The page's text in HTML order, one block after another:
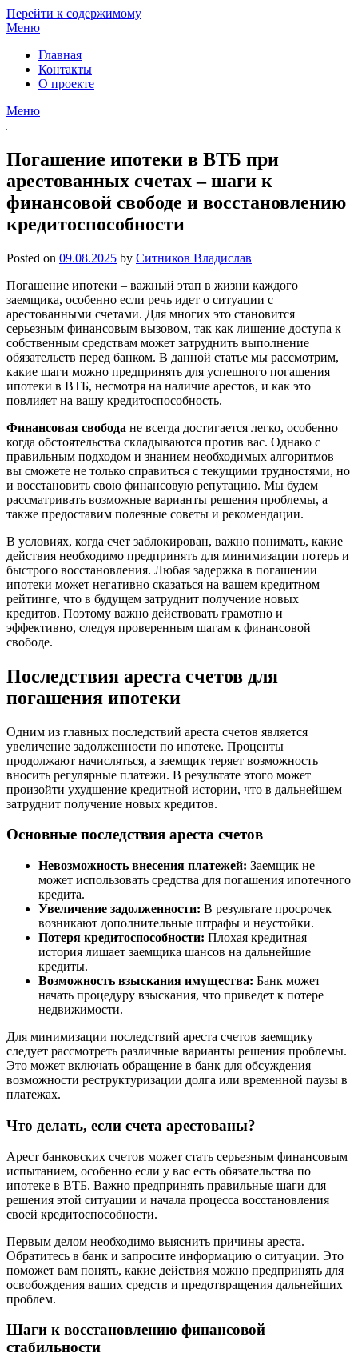
Перейти к содержимому
Меню
Главная
Контакты
О проекте
Меню
Погашение ипотеки в ВТБ при
арестованных счетах – шаги к
финансовой свободе и восстановлению
кредитоспособности
Posted on 09.08.2025 by Ситников Владислав
Погашение ипотеки – важный этап в жизни каждого
заемщика, особенно если речь идет о ситуации с
арестованными счетами. Для многих это становится
серьезным финансовым вызовом, так как лишение доступа к
собственным средствам может затруднить выполнение
обязательств перед банком. В данной статье мы рассмотрим,
какие шаги можно предпринять для успешного погашения
ипотеки в ВТБ, несмотря на наличие арестов, и как это
повлияет на вашу кредитоспособность.
Финансовая свобода не всегда достигается легко, особенно
когда обстоятельства складываются против вас. Однако с
правильным подходом и знанием необходимых алгоритмов
вы сможете не только справиться с текущими трудностями, но
и восстановить свою финансовую репутацию. Мы будем
рассматривать возможные варианты решения проблемы, а
также предоставим полезные советы и рекомендации.
В условиях, когда счет заблокирован, важно понимать, какие
действия необходимо предпринять для минимизации потерь и
быстрого восстановления. Любая задержка в погашении
ипотеки может негативно сказаться на вашем кредитном
рейтинге, что в будущем затруднит получение новых
кредитов. Поэтому важно действовать грамотно и
эффективно, следуя проверенным шагам к финансовой
свободе.
Последствия ареста счетов для
погашения ипотеки
Одним из главных последствий ареста счетов является
увеличение задолженности по ипотеке. Проценты
продолжают начисляться, а заемщик теряет возможность
вносить регулярные платежи. В результате этого может
произойти ухудшение кредитной истории, что в дальнейшем
затруднит получение новых кредитов.
Основные последствия ареста счетов
Невозможность внесения платежей: Заемщик не
может использовать средства для погашения ипотечного
кредита.
Увеличение задолженности: В результате просрочек
возникают дополнительные штрафы и неустойки.
Потеря кредитоспособности: Плохая кредитная
история лишает заемщика шансов на дальнейшие
кредиты.
Возможность взыскания имущества: Банк может
начать процедуру взыскания, что приведет к потере
недвижимости.
Для минимизации последствий ареста счетов заемщику
следует рассмотреть различные варианты решения проблемы.
Это может включать обращение в банк для обсуждения
возможности реструктуризации долга или временной паузы в
платежах.
Что делать, если счета арестованы?
Арест банковских счетов может стать серьезным финансовым
испытанием, особенно если у вас есть обязательства по
ипотеке в ВТБ. Важно предпринять правильные шаги для
решения этой ситуации и начала процесса восстановления
своей кредитоспособности.
Первым делом необходимо выяснить причины ареста.
Обратитесь в банк и запросите информацию о ситуации. Это
поможет вам понять, какие действия можно предпринять для
освобождения ваших средств и предотвращения дальнейших
проблем.
Шаги к восстановлению финансовой
стабильности